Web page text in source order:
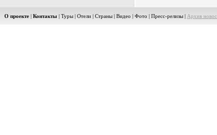
О проекте | Контакты | Туры | Отели | Страны | Видео | Фото | Пресс-релизы | Архив